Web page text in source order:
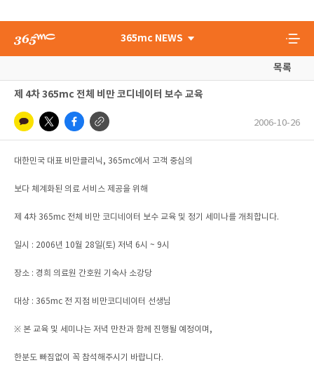
365mc NEWS
목록
제 4차 365mc 전체 비만 코디네이터 보수 교육
2006-10-26
대한민국 대표 비만클리닉, 365mc에서 고객 중심의
보다 체계화된 의료 서비스 제공을 위해
제 4차 365mc 전체 비만 코디네이터 보수 교육 및 정기 세미나를 개최합니다.
일시 : 2006년 10월 28일(토) 저녁 6시 ~ 9시
장소 : 경희 의료원 간호원 기숙사 소강당
대상 : 365mc 전 지점 비만코디네이터 선생님
※ 본 교육 및 세미나는 저녁 만찬과 함께 진행될 예정이며,
한분도 빠짐없이 꼭 참석해주시기 바랍니다.